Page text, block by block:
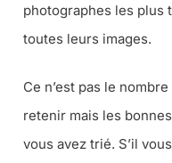
photographes les plus
toutes leurs images.
Ce n’est pas le
retenir mais les
vous avez trié. S’il